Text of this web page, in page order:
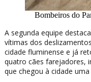
Bombeiros do
A segunda equipe
vítimas dos
cidade fluminense e já
quatro cães farejadores,
que chegou à cidade